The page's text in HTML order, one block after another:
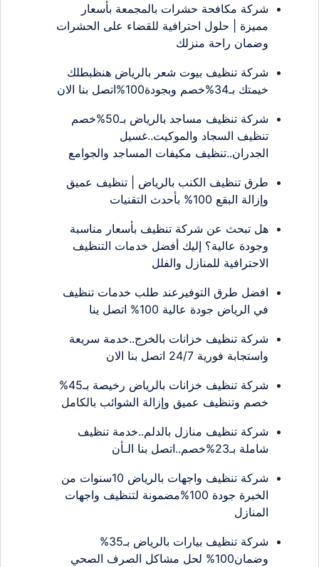
شركة مكافحة حشرات بالمجمعة بأسعار
مميزة | حلول احترافية للقضاء على الحشرات
وضمان راحة منزلك
شركة تنظيف بيوت شعر بالرياض هنظبطلك
خيمتك بـ34%خصم وبجودة100%اتصل بنا الان
شركة تنظيف مساجد بالرياض بـ50%خصم
تنظيف السجاد والموكيت..غسيل
الجدران..تنظيف مكيفات المساجد والجوامع
طرق تنظيف الكنب بالرياض | تنظيف عميق
وإزالة البقع 100% بأحدث التقنيات
هل تبحث عن شركة تنظيف بأسعار مناسبة
وجودة عالية؟ إليك أفضل خدمات التنظيف
الاحترافية للمنازل والفلل
افضل طرق التوفيرعند طلب خدمات تنظيف
في الرياض جودة عالية 100% اتصل ينا
شركة تنظيف خزانات بالخرج..خدمة سريعة
واستجابة فورية 24/7 اتصل بنا الان
شركة تنظيف خزانات بالرياض رخيصة بـ45%
خصم وتنظيف عميق وإزالة الشوائب بالكامل
شركة تنظيف منازل بالدلم..خدمة تنظيف
شاملة بـ23%خصم..اتصل بنا الـأن
شركة تنظيف واجهات بالرياض 10سنوات من
الخبرة جودة 100%مضمونة لتنظيف واجهات
المنازل
شركة تنظيف بيارات بالرياض بـ35%
وضمان100% لحل مشاكل الصرف الصحي